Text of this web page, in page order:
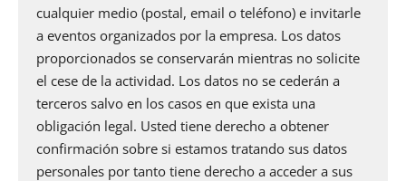
cualquier medio (postal, email o teléfono) e invitarle
a eventos organizados por la empresa. Los datos
proporcionados se conservarán mientras no solicite
el cese de la actividad. Los datos no se cederán a
terceros salvo en los casos en que exista una
obligación legal. Usted tiene derecho a obtener
confirmación sobre si estamos tratando sus datos
personales por tanto tiene derecho a acceder a sus